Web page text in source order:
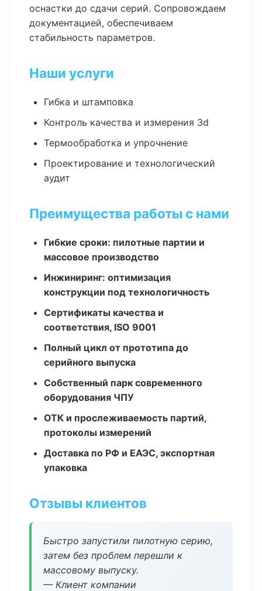
оснастки до сдачи серий. Сопровождаем
документацией, обеспечиваем
стабильность параметров.
Наши услуги
Гибка и штамповка
Контроль качества и измерения 3d
Термообработка и упрочнение
Проектирование и технологический
аудит
Преимущества работы с нами
Гибкие сроки: пилотные партии и
массовое производство
Инжиниринг: оптимизация
конструкции под технологичность
Сертификаты качества и
соответствия, ISO 9001
Полный цикл от прототипа до
серийного выпуска
Собственный парк современного
оборудования ЧПУ
ОТК и прослеживаемость партий,
протоколы измерений
Доставка по РФ и ЕАЭС, экспортная
упаковка
Отзывы клиентов
Быстро запустили пилотную серию,
затем без проблем перешли к
массовому выпуску.
— Клиент компании